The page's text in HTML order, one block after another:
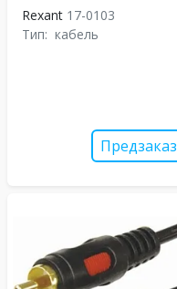
Rexant 17-0103
Тип: кабель
Предзаказ